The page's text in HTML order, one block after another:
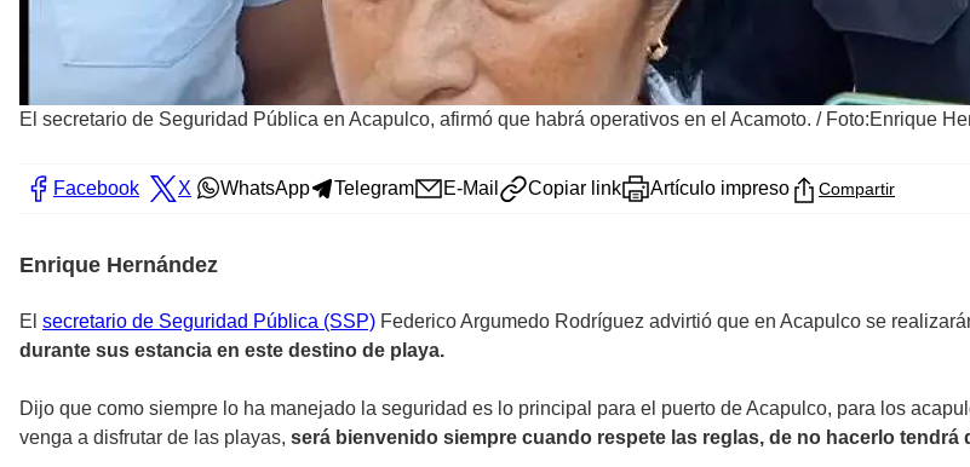
El secretario de Seguridad Pública en Acapulco, afirmó que habrá operativos en el Acamoto. / Foto:Enrique
Facebook X WhatsApp Telegram E-Mail Copiar link Artículo impreso Compartir
Enrique Hernández
El secretario de Seguridad Pública (SSP) Federico Argumedo Rodríguez advirtió que en Acapulco se
durante sus estancia en este destino de playa.
Dijo que como siempre lo ha manejado la seguridad es lo principal para el puerto de Acapulco, para los
venga a disfrutar de las playas, será bienvenido siempre cuando respete las reglas, de no hacerlo